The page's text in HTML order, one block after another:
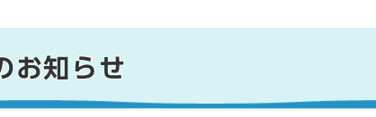
お知らせ